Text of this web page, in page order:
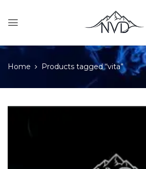
Home Products tagged “vita”